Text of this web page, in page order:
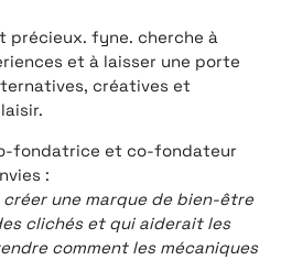
précieux. fyne. cherche à
et à laisser une porte
créatives et
fondatrice et co-fondateur
:
créer une marque de bien-être
clichés et qui aiderait les
comment les mécaniques